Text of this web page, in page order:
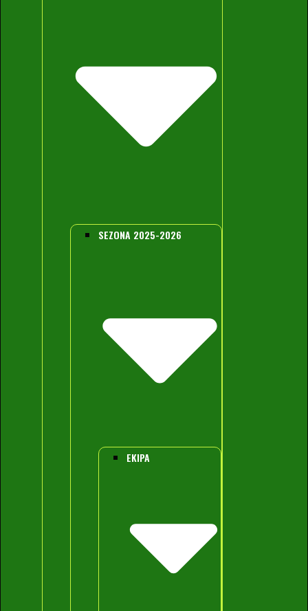
SEZONA 2025-2026
EKIPA